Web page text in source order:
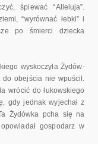
śpiewać “Alleluja”.
“wyrównać łebki” i
po śmierci dziecka
wyskoczyła Żydów­
obejścia nie wpuścił.
wrócić do łukowskiego
gdy jednak wyjechał z
Żydówka pcha się na
gospodarz w